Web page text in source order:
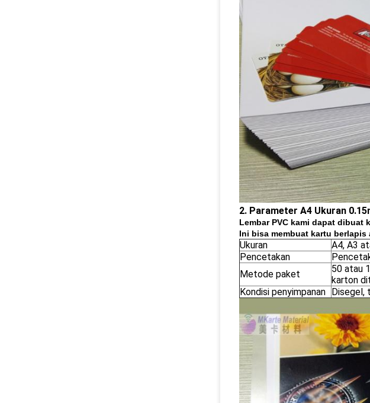
2. Parameter A4 Ukuran
Lembar PVC kami dapat dibuat
Ini bisa membuat kartu
Ukuran
A4, A3
Pencetakan
Metode paket
50 atau
karton
Kondisi penyimpanan Disegel,